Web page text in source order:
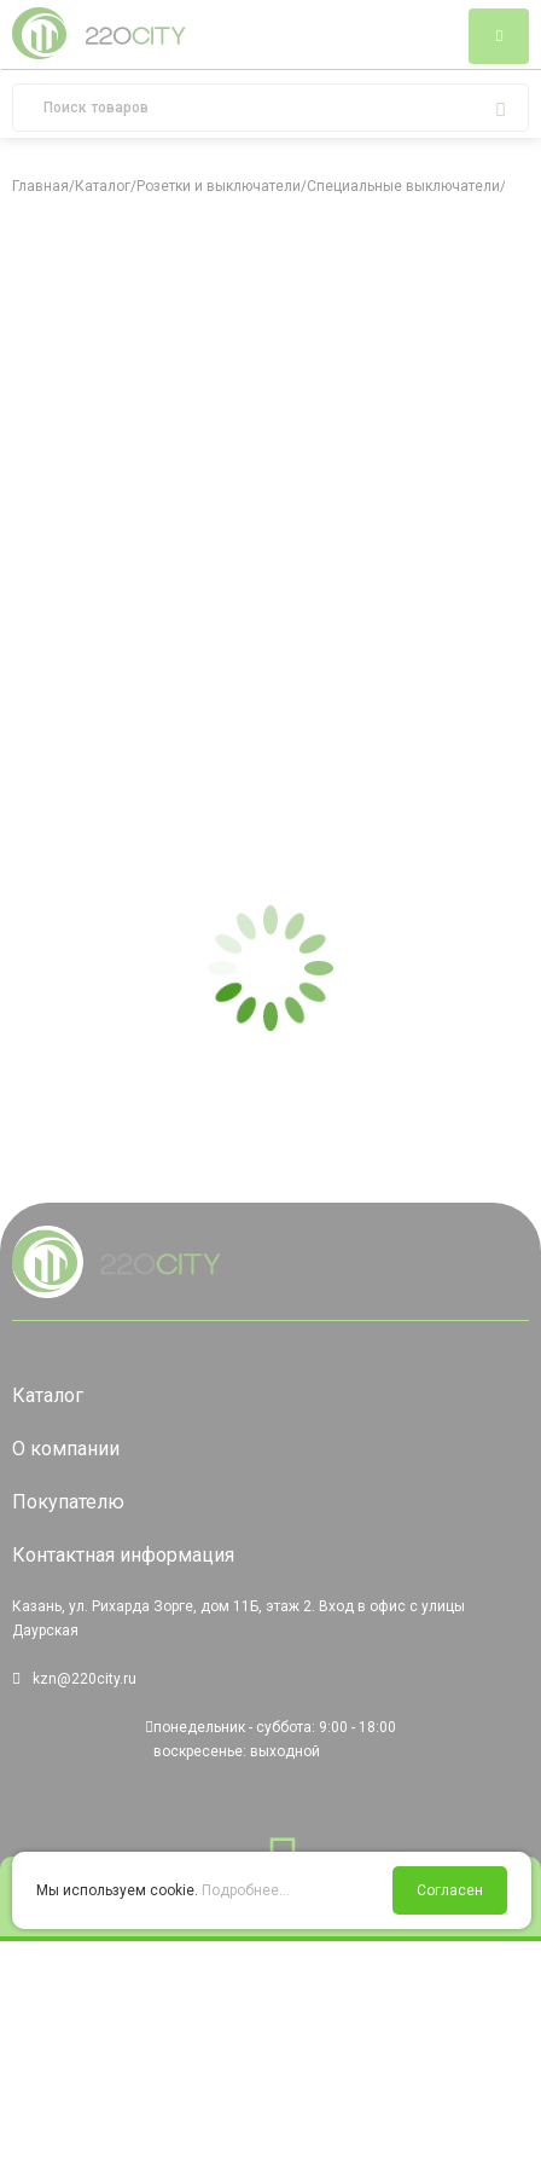
Войти Избранное Корзина
Главная/Каталог/Розетки и выключатели/Специальные выключатели/
Каталог
О компании
Покупателю
Контактная информация
Казань, ул. Рихарда Зорге, дом 11Б, этаж 2. Вход в офис с улицы
Даурская
kzn@220city.ru
понедельник - суббота: 9:00 - 18:00
воскресенье: выходной
Мы используем cookie. Подробнее... Согласен